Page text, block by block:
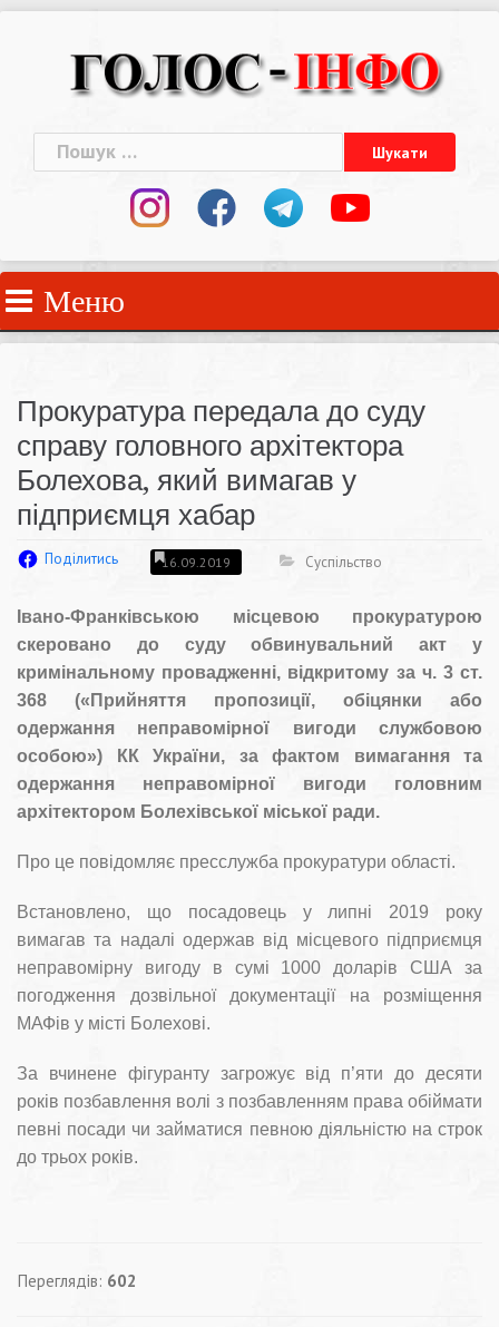
Пошук:
Меню
Прокуратура передала до суду
справу головного архітектора
Болехова, який вимагав у
підприємця хабар
Поділитись 16.09.2019 Суспільство
Івано-Франківською місцевою прокуратурою
скеровано до суду обвинувальний акт у
кримінальному провадженні, відкритому за ч. 3 ст.
368 («Прийняття пропозиції, обіцянки або
одержання неправомірної вигоди службовою
особою») КК України, за фактом вимагання та
одержання неправомірної вигоди головним
архітектором Болехівської міської ради.
Про це повідомляє пресслужба прокуратури області.
Встановлено, що посадовець у липні 2019 року
вимагав та надалі одержав від місцевого підприємця
неправомірну вигоду в сумі 1000 доларів США за
погодження дозвільної документації на розміщення
МАФів у місті Болехові.
За вчинене фігуранту загрожує від п’яти до десяти
років позбавлення волі з позбавленням права обіймати
певні посади чи займатися певною діяльністю на строк
до трьох років.
Переглядів: 602